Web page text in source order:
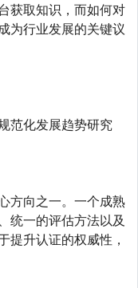
获取知识，而如何对
为行业发展的关键议
范化发展趋势研究
方向之一。一个成熟
统一的评估方法以及
提升认证的权威性，